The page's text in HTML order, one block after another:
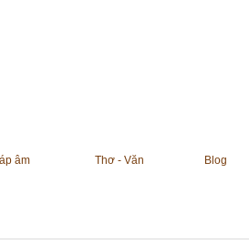
âm Thơ - Văn Blog